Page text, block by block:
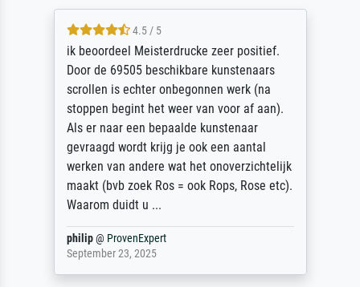
4.5 / 5
ik beoordeel Meisterdrucke zeer positief.
Door de 69505 beschikbare kunstenaars
scrollen is echter onbegonnen werk (na
stoppen begint het weer van voor af aan).
Als er naar een bepaalde kunstenaar
gevraagd wordt krijg je ook een aantal
werken van andere wat het onoverzichtelijk
maakt (bvb zoek Ros = ook Rops, Rose etc).
Waarom duidt u ...
philip@ ProvenExpert
September 23, 2025